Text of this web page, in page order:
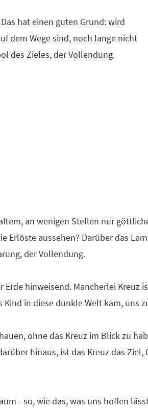
hat einen guten Grund: wird
dem Wege sind, noch lange nicht
des Zieles, der Vollendung.
an wenigen Stellen nur
Erlöste aussehen? Darüber das
der Vollendung.
hinweisend. Mancherlei Kreuz
in diese dunkle Welt kam, uns
ohne das Kreuz im Blick zu
hinaus, ist das Kreuz das
- so, wie das, was uns hoffen